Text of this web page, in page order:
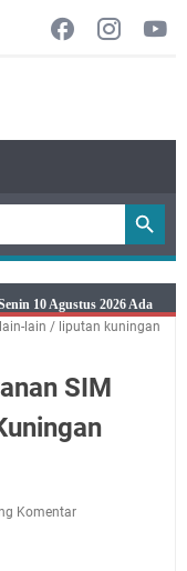
Senin 10 Agustus
Tetap Cari Allah, Ini
Senin 10 Agustus 2026
lain-lain / liputan kuningan
SIM
Komentar